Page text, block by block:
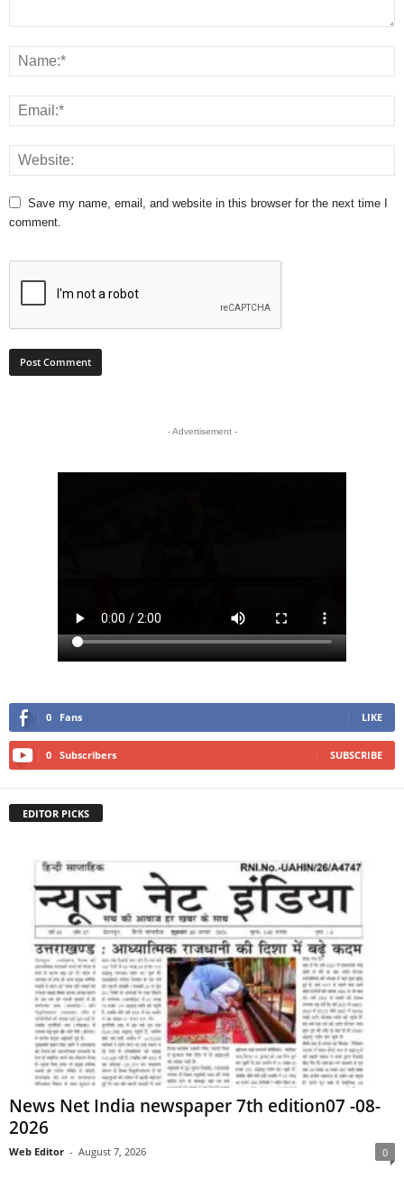
Save my name, email, and website in this browser for the next time I
comment.
- Advertisement -
0 Fans LIKE
0 Subscribers SUBSCRIBE
EDITOR PICKS
News Net India newspaper 7th edition07 -08-
2026
Web Editor - August 7, 2026 0